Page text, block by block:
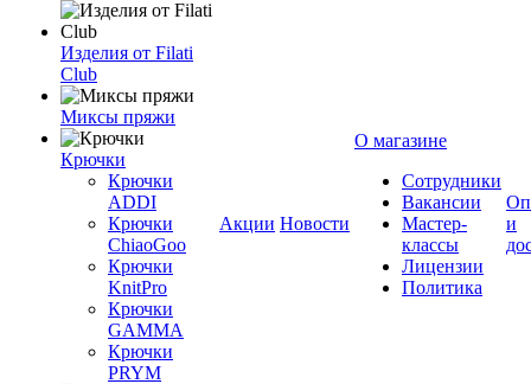
Изделия от Filati
Club
Миксы пряжи
Крючки
Крючки
ADDI
Крючки
ChiaoGoo
Крючки
KnitPro
Крючки
GAMMA
Крючки
PRYM
Акции Новости
О магазине
Сотрудники
Вакансии
Мастер-
классы
Лицензии
Политика
и